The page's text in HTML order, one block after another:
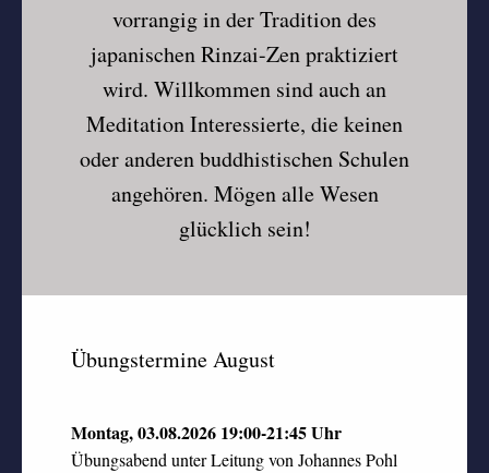
vorrangig in der Tradition des
japanischen Rinzai-Zen praktiziert
wird. Willkommen sind auch an
Meditation Interessierte, die keinen
oder anderen buddhistischen Schulen
angehören. Mögen alle Wesen
glücklich sein!
Übungstermine August
Montag, 03.08.2026 19:00-21:45 Uhr
Übungsabend unter Leitung von Johannes Pohl